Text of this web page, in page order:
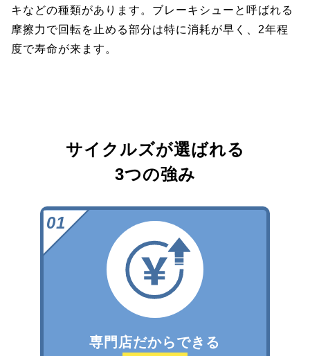
キなどの種類があります。ブレーキシューと呼ばれる
摩擦力で回転を止める部分は特に消耗が早く、2年程
度で寿命が来ます。
サイクルズが選ばれる
3つの強み
専門店だからできる